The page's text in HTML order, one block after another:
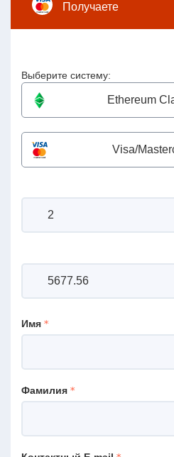
Получаете
Выберите систему:
Ethereum
Visa/
Имя
Фамилия